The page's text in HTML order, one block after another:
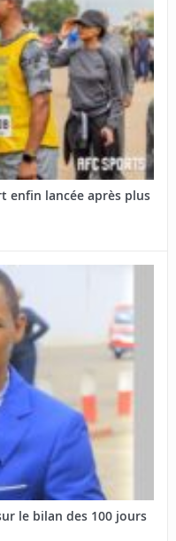
enfin lancée après plus
le bilan des 100 jours